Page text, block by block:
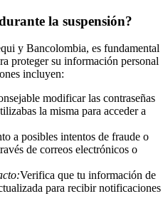
la suspensión?
y Bancolombia, es fundamental
proteger su información personal
incluyen:
modificar las contraseñas
la misma para acceder a
a posibles intentos de fraude o
de correos electrónicos o
Verifica que tu información de
para recibir notificaciones